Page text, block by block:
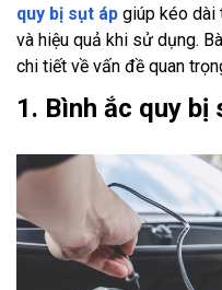
quy bị sụt áp giúp kéo dài
và hiệu quả khi sử dụng.
chi tiết về vấn đề quan
1. Bình ắc quy bị